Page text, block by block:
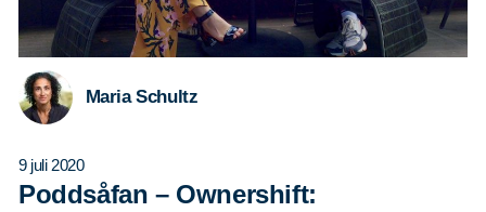
Maria Schultz
9 juli 2020
Poddsåfan – Ownershift: